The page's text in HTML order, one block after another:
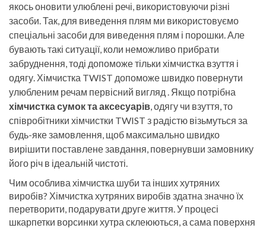
якось оновити улюблені речі, використовуючи різні
засоби. Так, для виведення плям ми використовуємо
спеціальні засоби для виведення плям і порошки. Але
бувають такі ситуації, коли неможливо прибрати
забруднення, тоді допоможе тільки хімчистка взуття і
одягу. Хімчистка TWIST допоможе швидко повернути
улюбленим речам первісний вигляд . Якщо потрібна
хімчистка сумок та аксесуарів, одягу чи взуття, то
співробітники хімчистки TWIST з радістю візьмуться за
будь-яке замовлення, щоб максимально швидко
вирішити поставлене завдання, повернувши замовнику
його річ в ідеальній чистоті.
Чим особлива хімчистка шуби та інших хутряних
виробів? Хімчистка хутряних виробів здатна значно їх
перетворити, подарувати друге життя. У процесі
шкарпетки ворсинки хутра склеюються, а сама поверхня